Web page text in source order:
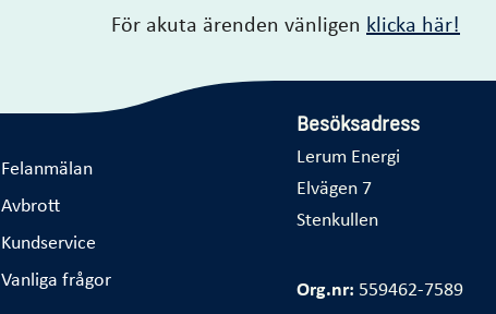
För akuta ärenden vänligen klicka här!
Felanmälan
Avbrott
Kundservice
Vanliga frågor
Besöksadress
Lerum Energi
Elvägen 7
Stenkullen
Org.nr: 559462-7589